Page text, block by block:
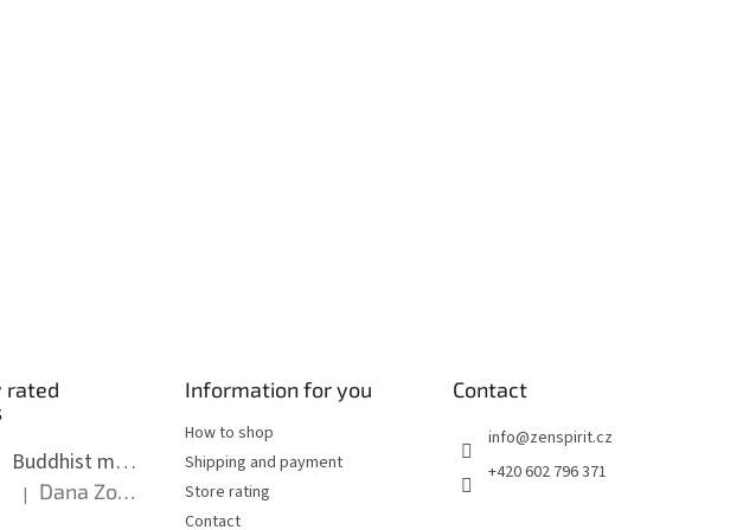
rated
Buddhist mala long - dark brown wood with knots 8 mm
The product rating is 5 out of 5 stars.
| Dana Zoubkova
Information for you
How to shop
Shipping and payment
Store rating
Contact
Contact
info@zenspirit.cz
+420 602 796 371